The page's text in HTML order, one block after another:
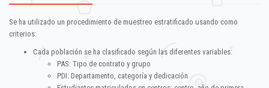
Se ha utilizado un procedimiento de muestreo estratificado usando como
criterios:
Cada población se ha clasificado según las diferentes variables:
PAS: Tipo de contrato y grupo
PDI: Departamento, categoría y dedicación